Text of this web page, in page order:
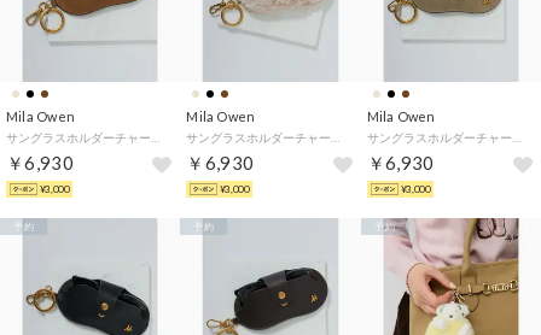
Mila Owen
￥6,930
¥3,000
Mila Owen
￥6,930
¥3,000
Mila Owen
￥6,930
¥3,000
予約 予約 予約